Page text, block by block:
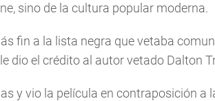
sino de la cultura popular moderna.
fin a la lista negra que vetaba
dio el crédito al autor vetado Dalton
y vio la película en contraposición a